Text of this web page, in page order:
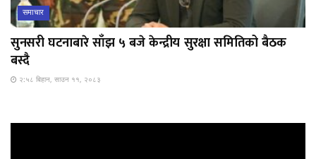
समाचार
सुनसरी घटनाबारे साँझ ५ बजे केन्द्रीय सुरक्षा समितिको बैठक
बस्दै
२:५८ बिहान, साउन ११, २०८३